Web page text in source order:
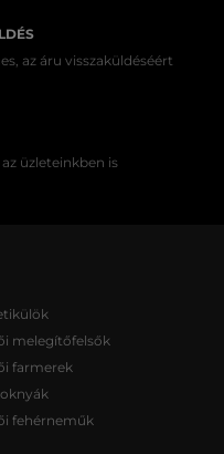
az áru visszaküldéséért
üzleteinkben is
melegítőfelsők
farmerek
fehérneműk